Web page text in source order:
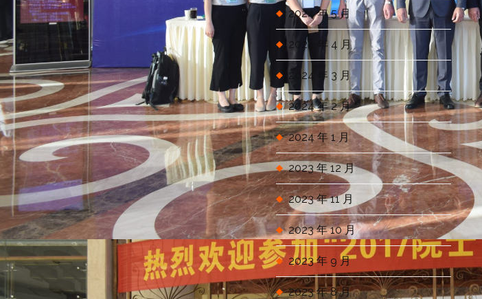
2024 年 5 月
2024 年 4 月
2024 年 3 月
2024 年 2 月
2024 年 1 月
2023 年 12 月
2023 年 11 月
2023 年 10 月
2023 年 9 月
2023 年 8 月